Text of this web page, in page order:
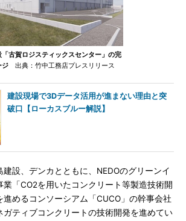
「古賀ロジスティックスセンター」の完
ジ 出典：竹中工務店プレスリリース
建設現場で3Dデータ活用が進まない理由と突
破口【ローカスブルー解説】
設、デンカとともに、NEDOのグリーンイ
業「CO2を用いたコンクリート等製造技術開
めるコンソーシアム「CUCO」の幹事会社
ガティブコンクリートの技術開発を進めてい